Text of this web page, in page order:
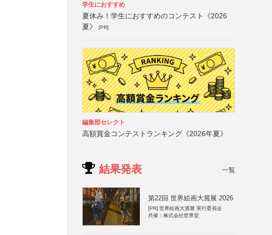
学生におすすめ
夏休み！学生におすすめのコンテスト《2026
夏》
[PR]
編集部セレクト
高額賞金コンテストランキング《2026年夏》
結果発表 一覧
第22回 世界絵画大賞展 2026
[PR] 世界絵画大賞展 実行委員会
共催：株式会社世界堂